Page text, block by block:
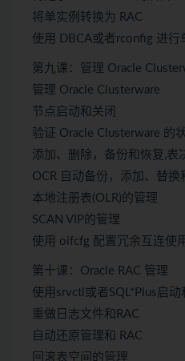
将单实例转换为 RAC
使用 DBCA或者rconfig 进行
第九课：管理 Oracle
管理 Oracle Clusterware
节点启动和关闭
验证 Oracle Clusterware 的
添加、删除，备份和恢复,表
OCR 自动备份，添加、替换
本地注册表(OLR)的管理
SCAN VIP的管理
使用 oifcfg 配置冗余互连使
第十课：Oracle RAC 管理
使用srvctl或者SQL*Plus启
重做日志文件和RAC
自动还原管理和 RAC
回滚表空间的管理